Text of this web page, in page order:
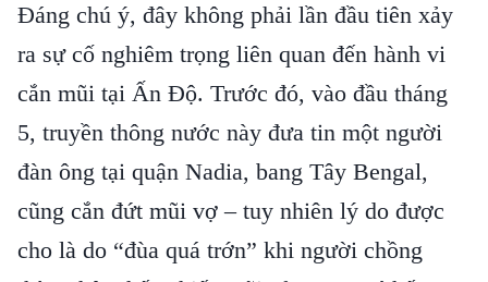
Đáng chú ý, đây không phải lần đầu tiên xảy
ra sự cố nghiêm trọng liên quan đến hành vi
cắn mũi tại Ấn Độ. Trước đó, vào đầu tháng
5, truyền thông nước này đưa tin một người
đàn ông tại quận Nadia, bang Tây Bengal,
cũng cắn đứt mũi vợ – tuy nhiên lý do được
cho là do “đùa quá trớn” khi người chồng